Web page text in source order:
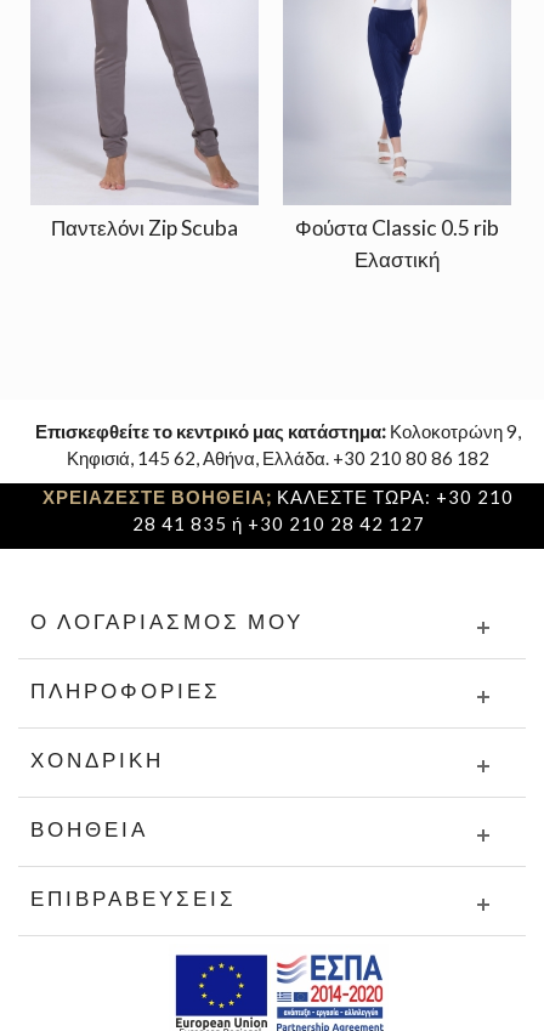
Παντελόνι Zip Scuba
Φούστα Classic 0.5 rib
Ελαστική
Επισκεφθείτε το κεντρικό μας κατάστημα: Κολοκοτρώνη 9,
Κηφισιά, 145 62, Αθήνα, Ελλάδα. +30 210 80 86 182
ΧΡΕΙΑΖΕΣΤΕ ΒΟΗΘΕΙΑ; ΚΑΛΕΣΤΕ ΤΩΡΑ: +30 210
28 41 835 ή +30 210 28 42 127
Ο ΛΟΓΑΡΙΑΣΜΌΣ ΜΟΥ
ΠΛΗΡΟΦΟΡΊΕΣ
ΧΟΝΔΡΙΚΉ
ΒΟΉΘΕΙΑ
ΕΠΙΒΡΑΒΕΎΣΕΙΣ